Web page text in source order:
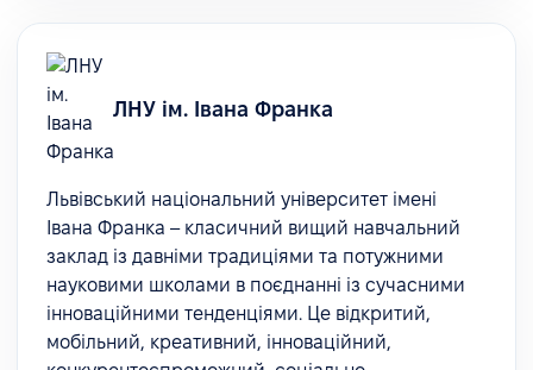
ЛНУ ім. Івана Франка
Львівський національний університет імені
Івана Франка – класичний вищий навчальний
заклад із давніми традиціями та потужними
науковими школами в поєднанні із сучасними
інноваційними тенденціями. Це відкритий,
мобільний, креативний, інноваційний,